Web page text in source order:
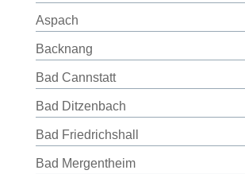
Aspach
Backnang
Bad Cannstatt
Bad Ditzenbach
Bad Friedrichshall
Bad Mergentheim